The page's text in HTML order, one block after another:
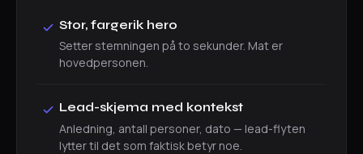
Stor, fargerik hero
Setter stemningen på to sekunder. Mat er
hovedpersonen.
Lead-skjema med kontekst
Anledning, antall personer, dato — lead-flyten
lytter til det som faktisk betyr noe.